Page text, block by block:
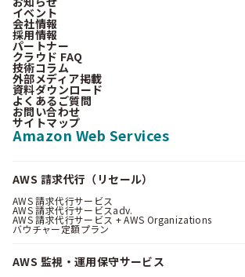
イベント
会社情報
採用情報
パートナー
クラウド FAQ
技術コラム
外部メディア掲載
資料ダウンロード
よくあるご質問
お問い合わせ
サイトマップ
Amazon Web Services
AWS 請求代行（リセール）
AWS 請求代行サービス
AWS 請求代行サービスadv.
AWS 請求代行サービス + AWS Organizations
バウチャー定額プラン
AWS 監視・運用保守サービス